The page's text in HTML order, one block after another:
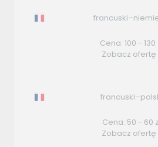
Cena: 100 - 130
Zobacz ofertę
Cena: 50 - 60
Zobacz ofertę